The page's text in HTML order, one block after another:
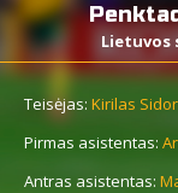
Lietuvos
Teisėjas: Kirilas
Pirmas asistentas:
Antras asistentas: